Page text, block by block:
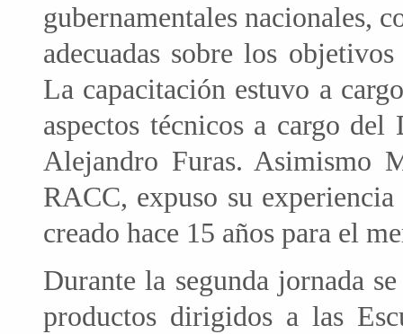
gubernamentales nacionales,
adecuadas sobre los
La capacitación estuvo a
aspectos técnicos a cargo
Alejandro Furas. Asimismo
RACC, expuso su
creado hace 15 años para el
Durante la segunda jornada
productos dirigidos a las